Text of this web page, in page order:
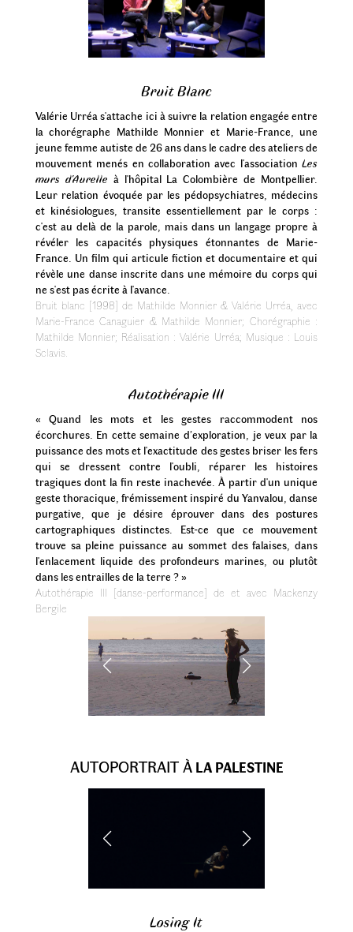
Bruit Blanc
Valérie Urréa s'attache ici à suivre la relation engagée entre
la chorégraphe Mathilde Monnier et Marie-France, une
jeune femme autiste de 26 ans dans le cadre des ateliers de
mouvement menés en collaboration avec l'associationLes
murs d'Aurelle à l'hôpital La Colombière de Montpellier.
Leur relation évoquée par les pédopsychiatres, médecins
et kinésiologues, transite essentiellement par le corps :
c'est au delà de la parole, mais dans un langage propre à
révéler les capacités physiques étonnantes de Marie-
France. Un film qui articule fiction et documentaire et qui
révèle une danse inscrite dans une mémoire du corps qui
ne s'est pas écrite à l'avance.
Bruit blanc [1998] de Mathilde Monnier & Valérie Urréa, avec
Marie-France Canaguier & Mathilde Monnier; Chorégraphie :
Mathilde Monnier; Réalisation : Valérie Urréa; Musique : Louis
Sclavis.
Autothérapie III
« Quand les mots et les gestes raccommodent nos
écorchures. En cette semaine d’exploration, je veux par la
puissance des mots et l'exactitude des gestes briser les fers
qui se dressent contre l'oubli, réparer les histoires
tragiques dont la fin reste inachevée. À partir d'un unique
geste thoracique, frémissement inspiré du Yanvalou, danse
purgative, que je désire éprouver dans des postures
cartographiques distinctes. Est-ce que ce mouvement
trouve sa pleine puissance au sommet des falaises, dans
l'enlacement liquide des profondeurs marines, ou plutôt
dans les entrailles de la terre ? »
Autothérapie III [danse-performance] de et avec Mackenzy
Bergile
AUTOPORTRAIT ÀLA PALESTINE
Losing It